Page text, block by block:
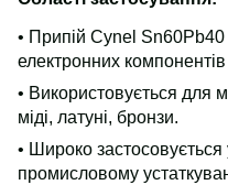
• Припій Cynel
електронних
• Використовується для
міді, латуні, бронзи.
• Широко застосовується
промисловому